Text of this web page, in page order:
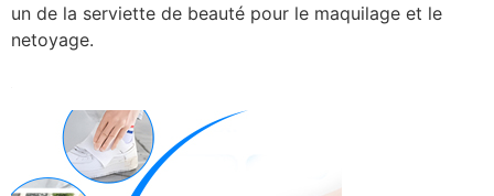
un de la serviette de beauté pour le maquilage et le
netoyage.